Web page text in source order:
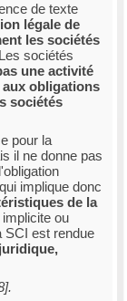
de texte
légale de
les sociétés
sociétés
une activité
obligations
sociétés
pour la
il ne donne pas
implique donc
de la
ou
SCI est rendue